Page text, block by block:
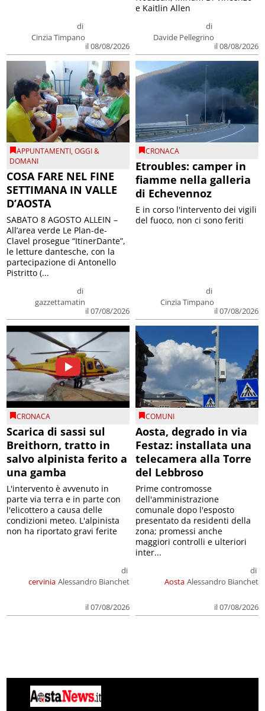
di
Cinzia Timpano
il 08/08/2026
di
Davide Pellegrino
il 08/08/2026
e Kaitlin Allen
APPUNTAMENTI,OGGI &
DOMANI
COSA FARE NEL FINE
SETTIMANA IN VALLE
D’AOSTA
di
gazzettamatin
il 07/08/2026
SABATO 8 AGOSTO ALLEIN –
All’area verde Le Plan-de-
Clavel prosegue “ItinerDante”,
le letture dantesche, con la
partecipazione di Antonello
Pistritto (...
CRONACA
Etroubles: camper in
fiamme nella galleria
di Echevennoz
di
Cinzia Timpano
il 07/08/2026
E in corso l'intervento dei vigili
del fuoco, non ci sono feriti
CRONACA
Scarica di sassi sul
Breithorn, tratto in
salvo alpinista ferito a
una gamba
cervinia
di
Alessandro Bianchet
il 07/08/2026
L'intervento è avvenuto in
parte via terra e in parte con
l'elicottero a causa delle
condizioni meteo. L'alpinista
non ha riportato gravi ferite
COMUNI
Aosta, degrado in via
Festaz: installata una
telecamera alla Torre
del Lebbroso
Aosta
di
Alessandro Bianchet
il 07/08/2026
Prime contromosse
dell'amministrazione
comunale dopo l'esposto
presentato da residenti della
zona; promessi anche
maggiori controlli e ulteriori
inter...